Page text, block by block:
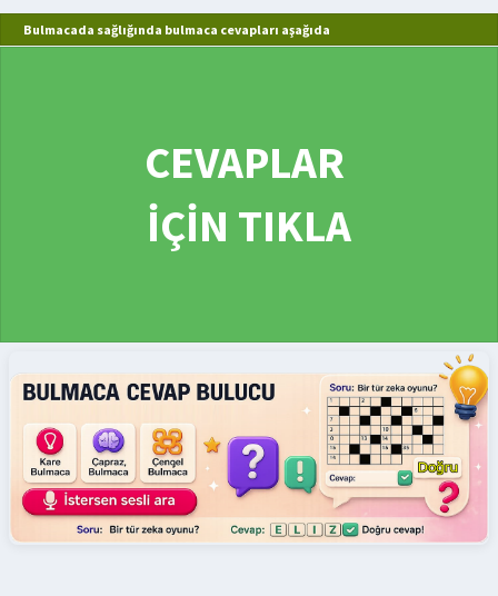
Bulmacada sağlığında bulmaca cevapları aşağıda
CEVAPLAR
İÇİN TIKLA